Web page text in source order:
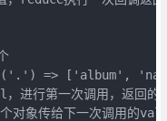
=> ['album',
进行第一次调用，返回
象传给下一次调用的val